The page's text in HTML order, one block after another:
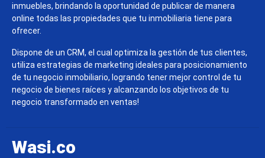
inmuebles, brindando la oportunidad de publicar de manera
online todas las propiedades que tu inmobiliaria tiene para
ofrecer.
Dispone de un CRM, el cual optimiza la gestión de tus clientes,
utiliza estrategias de marketing ideales para posicionamiento
de tu negocio inmobiliario, logrando tener mejor control de tu
negocio de bienes raíces y alcanzando los objetivos de tu
negocio transformado en ventas!
Wasi.co